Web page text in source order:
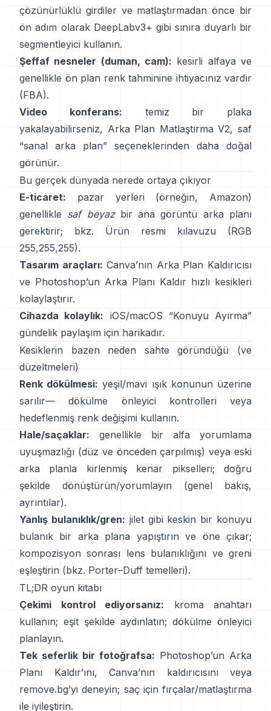
çözünürlüklü girdiler ve matlaştırmadan önce bir
ön adım olarak DeepLabv3+ gibi sınıra duyarlı bir
segmentleyici kullanın.
Şeffaf nesneler (duman, cam): kesirli alfaya ve
genellikle ön plan renk tahminine ihtiyacınız vardır
(FBA).
Video konferans: temiz bir plaka
yakalayabilirseniz, Arka Plan Matlaştırma V2, saf
“sanal arka plan” seçeneklerinden daha doğal
görünür.
Bu gerçek dünyada nerede ortaya çıkıyor
E-ticaret: pazar yerleri (örneğin, Amazon)
genellikle saf beyazbir ana görüntü arka planı
gerektirir; bkz.
Ürün resmi kılavuzu
(RGB
255,255,255).
Tasarım araçları: Canva’nın Arka Plan Kaldırıcısı
ve Photoshop’un Arka Planı Kaldır hızlı kesikleri
kolaylaştırır.
Cihazda kolaylık: iOS/macOS “Konuyu Ayırma”
gündelik paylaşım için harikadır.
Kesiklerin bazen neden sahte göründüğü (ve
düzeltmeleri)
Renk dökülmesi: yeşil/mavi ışık konunun üzerine
sarılır—
dökülme önleyici kontrolleri veya
hedeflenmiş renk değişimi kullanın.
Hale/saçaklar: genellikle bir alfa yorumlama
uyuşmazlığı (düz ve önceden çarpılmış) veya eski
arka planla kirlenmiş kenar pikselleri; doğru
şekilde dönüştürün/yorumlayın
(genel bakış,
ayrıntılar).
Yanlış bulanıklık/gren: jilet gibi keskin bir konuyu
bulanık bir arka plana yapıştırın ve öne çıkar;
kompozisyon sonrası lens bulanıklığını ve greni
eşleştirin (bkz. Porter–Duff temelleri).
TL;DR oyun kitabı
Çekimi kontrol ediyorsanız: kroma anahtarı
kullanın; eşit şekilde aydınlatın; dökülme önleyici
planlayın.
Tek seferlik bir fotoğrafsa: Photoshop’un Arka
Planı Kaldır’ını, Canva’nın kaldırıcısınıveya
remove.bg’yi deneyin; saç için fırçalar/matlaştırma
ile iyileştirin.